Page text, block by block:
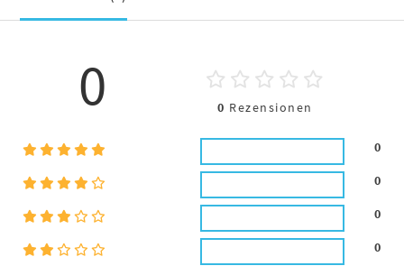
0 0 Rezensionen
0
0
0
0